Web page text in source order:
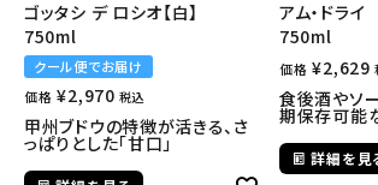
ゴッタシ デ ロシオ【白】
750ml
クール便でお届け
価格 ¥2,970 税込
甲州ブドウの特徴が活きる、さ
っぱりとした「甘口」
アム・ドライ
750ml
価格 ¥2,629
食後酒やソ
期保存可能
詳細を見